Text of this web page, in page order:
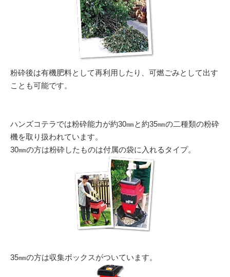
粉砕後は有機肥料として再利用したり、可燃ごみとして出す
ことも可能です。
ハンズコテラでは粉砕能力が約30㎜と約35㎜の二種類の粉砕
機を取り扱われています。
30㎜の方は粉砕したものは付属の袋に入れるタイプ。
35㎜の方は収集ボックスがついています。